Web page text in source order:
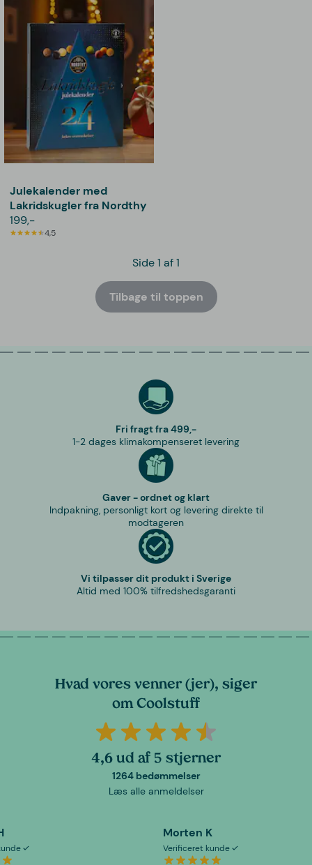
Julekalender med
Lakridskugler fra Nordthy
199,-
4,5
Side 1 af 1
Tilbage til toppen
Fri fragt fra 499,-
1-2 dages klimakompenseret levering
Gaver - ordnet og klart
Indpakning, personligt kort og levering direkte til
modtageren
Vi tilpasser dit produkt i Sverige
Altid med 100% tilfredshedsgaranti
Hvad vores venner (jer), siger
om Coolstuff
4,6 ud af 5 stjerner
1264 bedømmelser
Læs alle anmeldelser
Morten K
Verificeret kunde